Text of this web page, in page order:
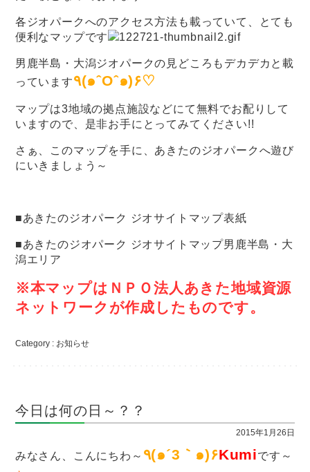
各ジオパークへのアクセス方法も載っていて、とても
便利なマップです
男鹿半島・大潟ジオパークの見どころもデカデカと載
っています
٩(๑ˆOˆ๑)۶♡
マップは3地域の拠点施設などにて無料でお配りして
いますので、是非お手にとってみてください!!
さぁ、このマップを手に、あきたのジオパークへ遊び
にいきましょう～
■あきたのジオパーク ジオサイトマップ表紙
■あきたのジオパーク ジオサイトマップ男鹿半島・大
潟エリア
※本マップはＮＰＯ法人あきた地域資源
ネットワークが作成したものです。
Category : お知らせ
今日は何の日～？？
2015年1月26日
みなさん、こんにちわ～ ٩(๑´3｀๑)۶Kumiです～